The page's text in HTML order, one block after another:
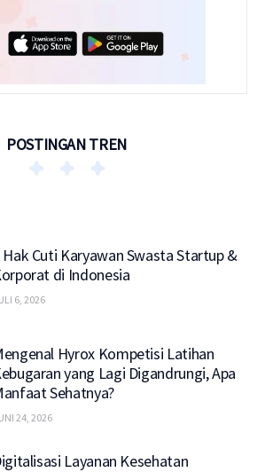
POSTINGAN TREN
Hak Cuti Karyawan Swasta Startup &
di Indonesia
6, 2026
Hyrox Kompetisi Latihan
yang Lagi Digandrungi, Apa
Sehatnya?
24, 2026
Layanan Kesehatan